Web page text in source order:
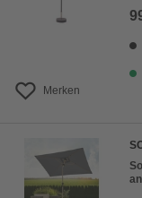
Merken